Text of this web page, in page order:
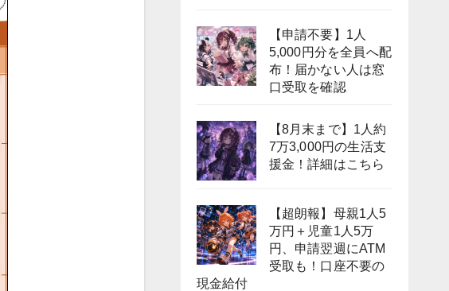
【申請不要】1人
5,000円分を全員へ配
布！届かない人は窓
口受取を確認
【8月末まで】1人約
7万3,000円の生活支
援金！詳細はこちら
【超朗報】母親1人5
万円＋児童1人5万
円、申請翌週にATM
受取も！口座不要の
現金給付